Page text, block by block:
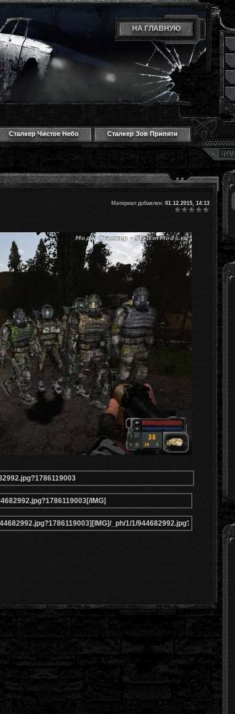
НА ГЛАВНУЮ
Сталкер Чистое Небо Сталкер Зов Припяти
Материал добавлен: 01.12.2015, 14:13